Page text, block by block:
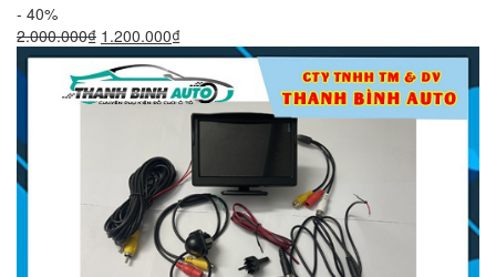
- 40%
2.000.000₫ Giá
gốc
là:
2.000.000₫.
1.200.000₫Giá
hiện
tại
là:
1.200.000₫.